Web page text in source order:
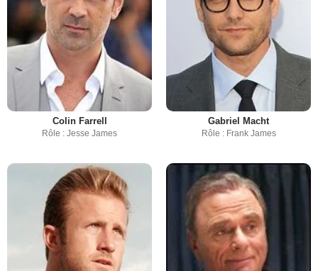
Colin Farrell
Rôle : Jesse James
Gabriel Macht
Rôle : Frank James